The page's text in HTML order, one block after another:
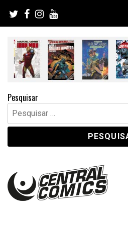
content
Pesquisar
Pesquisar
por: